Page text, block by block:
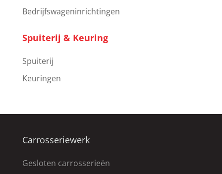
Bedrijfswageninrichtingen
Spuiterij & Keuring
Spuiterij
Keuringen
Carrosseriewerk
Gesloten carrosserieën